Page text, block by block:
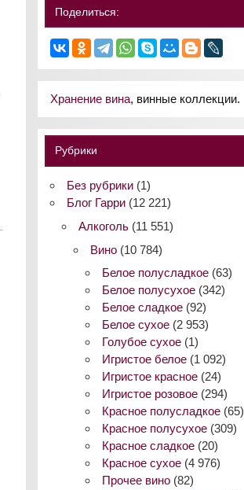
Поделиться:
Хранение вина, винные коллекции.
Рубрики
Без рубрики(1)
Блог Гарри(12 221)
Алкоголь (11 551)
Вино (10 784)
Белое полусладкое (63)
Белое полусухое (342)
Белое сладкое (92)
Белое сухое (2 953)
Голубое сухое (1)
Игристое белое (1 092)
Игристое красное (24)
Игристое розовое (294)
Красное полусладкое (65)
Красное полусухое (309)
Красное сладкое (20)
Красное сухое (4 976)
Прочее вино (82)